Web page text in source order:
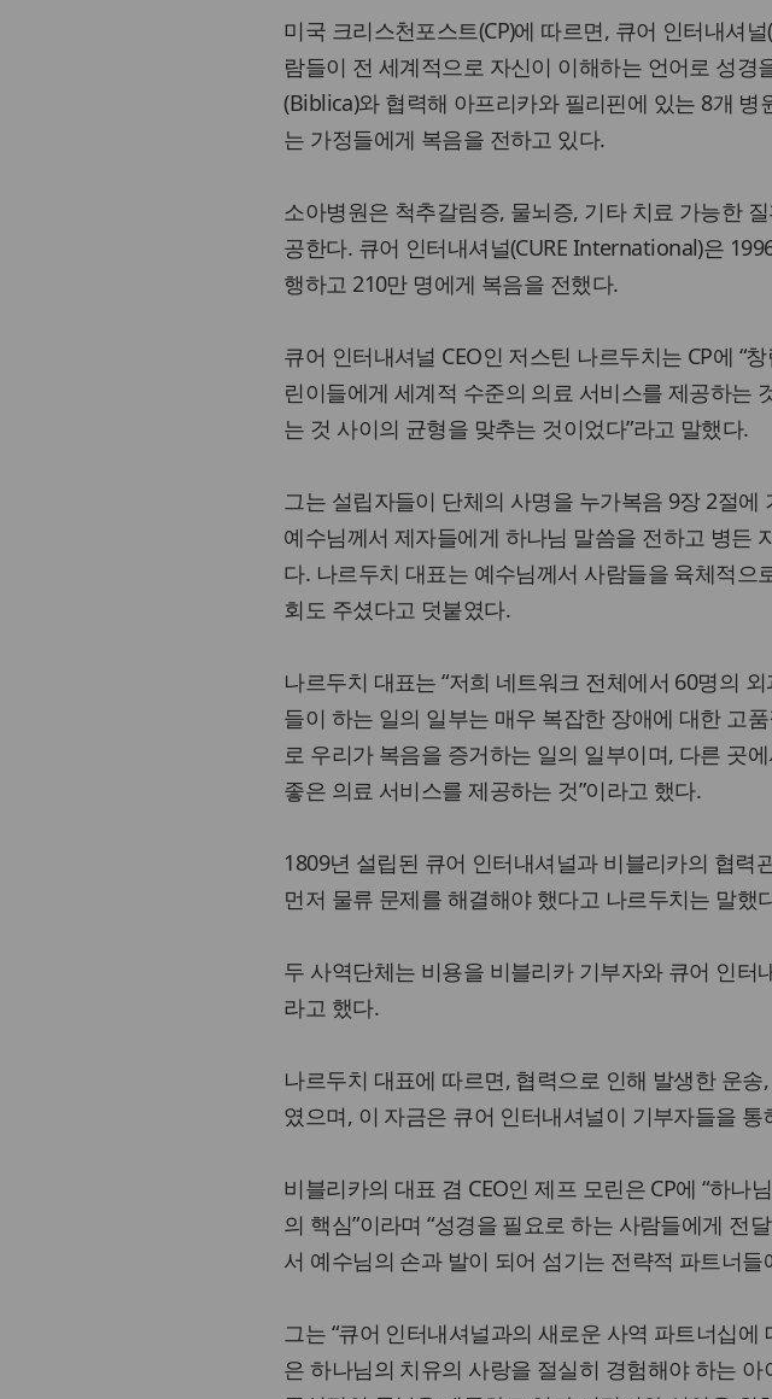
미국 크리스천포스트(CP)에 따르면, 큐어 인터내셔
람들이 전 세계적으로 자신이 이해하는 언어로 성
(Biblica)와 협력해 아프리카와 필리핀에 있는 8개
는 가정들에게 복음을 전하고 있다.
소아병원은 척추갈림증, 물뇌증, 기타 치료 가능한
공한다. 큐어 인터내셔널(CURE International)은
행하고 210만 명에게 복음을 전했다.
큐어 인터내셔널 CEO인 저스틴 나르두치는 CP에 “
린이들에게 세계적 수준의 의료 서비스를 제공하는
는 것 사이의 균형을 맞추는 것이었다”라고 말했다.
그는 설립자들이 단체의 사명을 누가복음 9장 2절
예수님께서 제자들에게 하나님 말씀을 전하고 병든
다. 나르두치 대표는 예수님께서 사람들을 육체적으
회도 주셨다고 덧붙였다.
나르두치 대표는 “저희 네트워크 전체에서 60명의
들이 하는 일의 일부는 매우 복잡한 장애에 대한 고
로 우리가 복음을 증거하는 일의 일부이며, 다른 곳
좋은 의료 서비스를 제공하는 것”이라고 했다.
1809년 설립된 큐어 인터내셔널과 비블리카의 협력
먼저 물류 문제를 해결해야 했다고 나르두치는 말했
두 사역단체는 비용을 비블리카 기부자와 큐어 인터
라고 했다.
나르두치 대표에 따르면, 협력으로 인해 발생한 운
였으며, 이 자금은 큐어 인터내셔널이 기부자들을 통
비블리카의 대표 겸 CEO인 제프 모린은 CP에 “하나
의 핵심”이라며 “성경을 필요로 하는 사람들에게 전
서 예수님의 손과 발이 되어 섬기는 전략적 파트너들
그는 “큐어 인터내셔널과의 새로운 사역 파트너십에
은 하나님의 치유의 사랑을 절실히 경험해야 하는